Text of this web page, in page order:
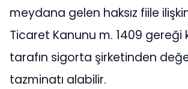
meydana gelen haksız fiile
Ticaret Kanunu m. 1409 gereği
tarafın sigorta şirketinden
tazminatı alabilir.